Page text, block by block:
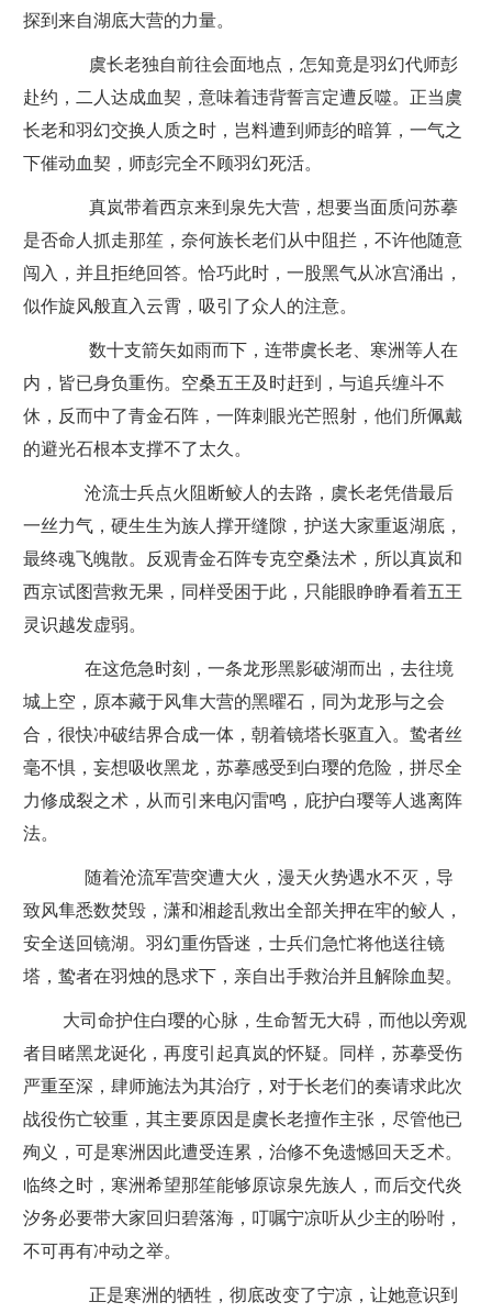
探到来自湖底大营的力量。
虞长老独自前往会面地点，怎知竟是羽幻代师彭
赴约，二人达成血契，意味着违背誓言定遭反噬。正当虞
长老和羽幻交换人质之时，岂料遭到师彭的暗算，一气之
下催动血契，师彭完全不顾羽幻死活。
真岚带着西京来到泉先大营，想要当面质问苏摹
是否命人抓走那笙，奈何族长老们从中阻拦，不许他随意
闯入，并且拒绝回答。恰巧此时，一股黑气从冰宫涌出，
似作旋风般直入云霄，吸引了众人的注意。
数十支箭矢如雨而下，连带虞长老、寒洲等人在
内，皆已身负重伤。空桑五王及时赶到，与追兵缠斗不
休，反而中了青金石阵，一阵刺眼光芒照射，他们所佩戴
的避光石根本支撑不了太久。
沧流士兵点火阻断鲛人的去路，虞长老凭借最后
一丝力气，硬生生为族人撑开缝隙，护送大家重返湖底，
最终魂飞魄散。反观青金石阵专克空桑法术，所以真岚和
西京试图营救无果，同样受困于此，只能眼睁睁看着五王
灵识越发虚弱。
在这危急时刻，一条龙形黑影破湖而出，去往境
城上空，原本藏于风隼大营的黑曜石，同为龙形与之会
合，很快冲破结界合成一体，朝着镜塔长驱直入。鸷者丝
毫不惧，妄想吸收黑龙，苏摹感受到白璎的危险，拼尽全
力修成裂之术，从而引来电闪雷鸣，庇护白璎等人逃离阵
法。
随着沧流军营突遭大火，漫天火势遇水不灭，导
致风隼悉数焚毁，潇和湘趁乱救出全部关押在牢的鲛人，
安全送回镜湖。羽幻重伤昏迷，士兵们急忙将他送往镜
塔，鸷者在羽烛的恳求下，亲自出手救治并且解除血契。
大司命护住白璎的心脉，生命暂无大碍，而他以旁观
者目睹黑龙诞化，再度引起真岚的怀疑。同样，苏摹受伤
严重至深，肆师施法为其治疗，对于长老们的奏请求此次
战役伤亡较重，其主要原因是虞长老擅作主张，尽管他已
殉义，可是寒洲因此遭受连累，治修不免遗憾回天乏术。
临终之时，寒洲希望那笙能够原谅泉先族人，而后交代炎
汐务必要带大家回归碧落海，叮嘱宁凉听从少主的吩咐，
不可再有冲动之举。
正是寒洲的牺牲，彻底改变了宁凉，让她意识到